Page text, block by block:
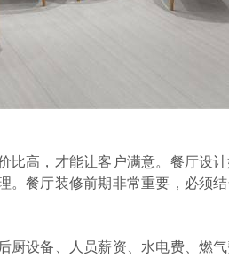
比高，才能让客户满意。 餐厅设
。餐厅装修前期非常重要，必须
设备、人员薪资、水电费、燃气